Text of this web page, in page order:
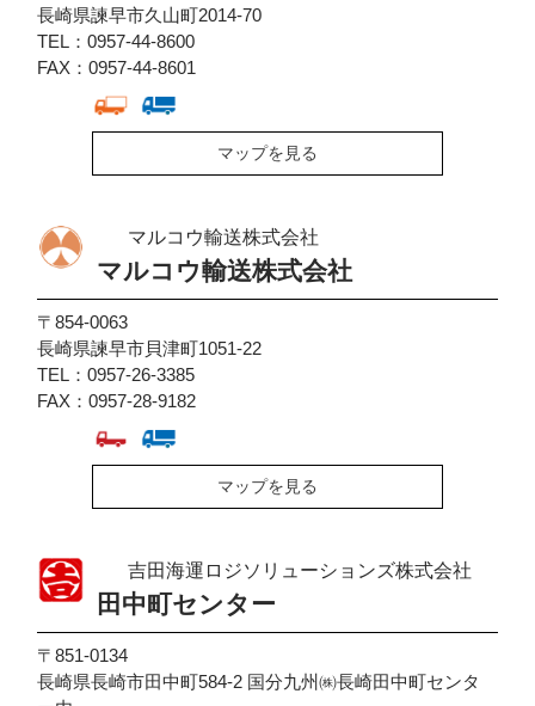
長崎県諫早市久山町2014-70
TEL：0957-44-8600
FAX：0957-44-8601
マップを見る
マルコウ輸送株式会社
マルコウ輸送株式会社
〒854-0063
長崎県諫早市貝津町1051-22
TEL：0957-26-3385
FAX：0957-28-9182
マップを見る
吉田海運ロジソリューションズ株式会社
田中町センター
〒851-0134
長崎県長崎市田中町584-2 国分九州㈱長崎田中町センタ